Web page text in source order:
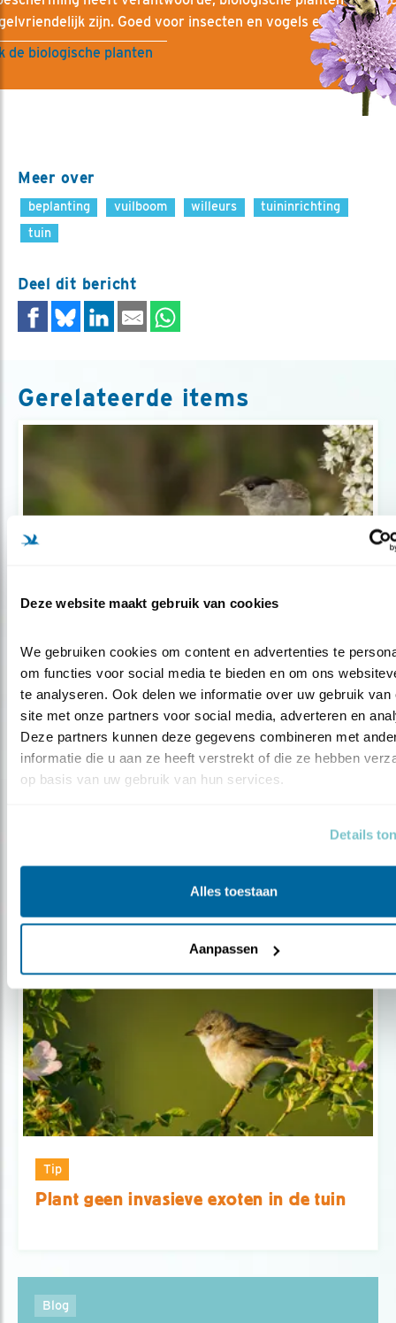
Deze website maakt gebruik van cookies
We gebruiken cookies om content en advertenties te
om functies voor social media te bieden en om ons
te analyseren. Ook delen we informatie over uw gebruik van
site met onze partners voor social media, adverteren en
Deze partners kunnen deze gegevens combineren met
informatie die u aan ze heeft verstrekt of die ze hebben
op basis van uw gebruik van hun services.
Details
Alles toestaan
Aanpassen
zijn. Goed voor insecten en vogels en
de biologische planten
Meer over
beplanting vuilboom willeurs
tuininrichting
tuin
Deel dit bericht
Gerelateerde items
Top 3: struiken voor vogeltuintjes
Blog
Door Wil Leurs
Tip
Plant geen invasieve exoten in de tuin
Blog